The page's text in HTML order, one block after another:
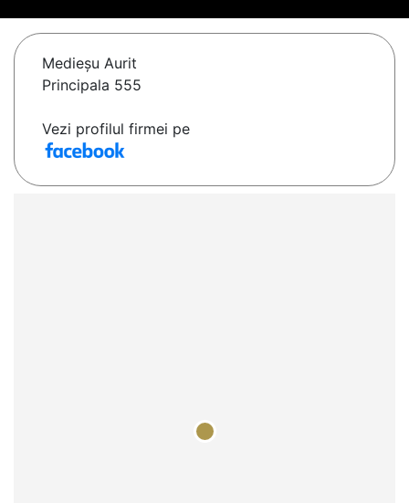
Medieşu Aurit
Principala 555
Vezi profilul firmei pe